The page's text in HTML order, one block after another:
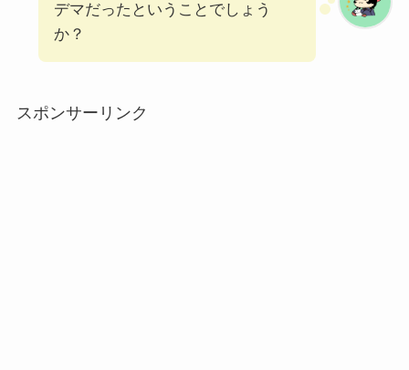
デマだったということでしょう
か？
スポンサーリンク